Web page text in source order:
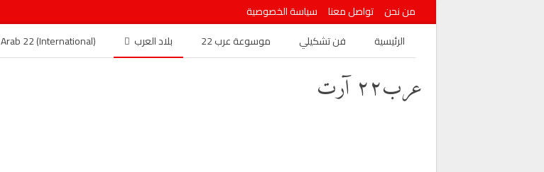
من نحن تواصل معنا
سياسة الخصوصية
الرئيسية
فن تشكيلي موسوعة عرب 22 بلاد العرب Arab 22 (International)
عرب٢٢ آرت